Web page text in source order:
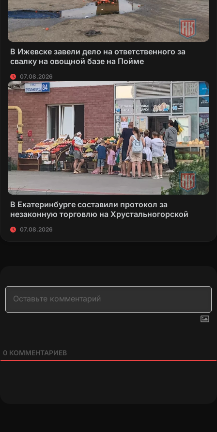
В Ижевске завели дело на ответственного за
свалку на овощной базе на Пойме
07.08.2026
В Екатеринбурге составили протокол за
незаконную торговлю на Хрустальногорской
07.08.2026
0 КОММЕНТАРИЕВ